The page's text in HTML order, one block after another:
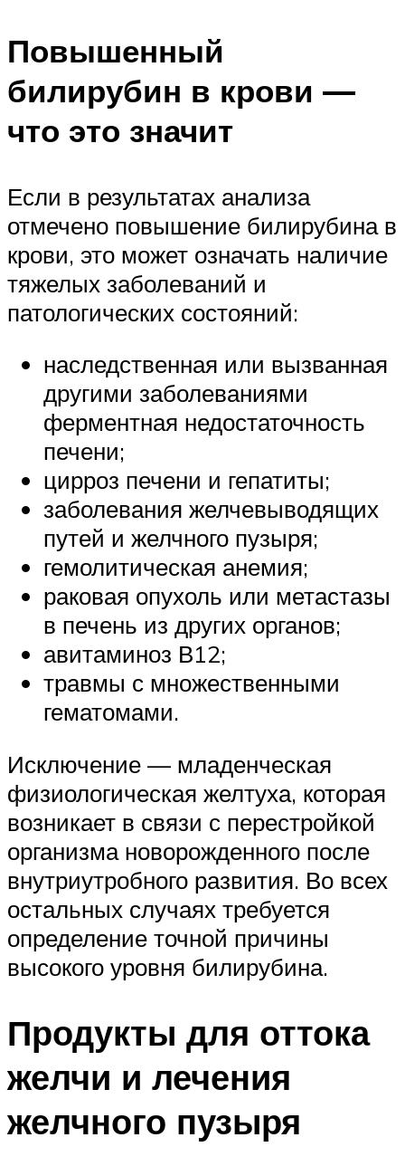
Повышенный
билирубин в крови —
что это значит
Если в результатах анализа
отмечено повышение билирубина в
крови, это может означать наличие
тяжелых заболеваний и
патологических состояний:
наследственная или вызванная
другими заболеваниями
ферментная недостаточность
печени;
цирроз печени и гепатиты;
заболевания желчевыводящих
путей и желчного пузыря;
гемолитическая анемия;
раковая опухоль или метастазы
в печень из других органов;
авитаминоз В12;
травмы с множественными
гематомами.
Исключение — младенческая
физиологическая желтуха, которая
возникает в связи с перестройкой
организма новорожденного после
внутриутробного развития. Во всех
остальных случаях требуется
определение точной причины
высокого уровня билирубина.
Продукты для оттока
желчи и лечения
желчного пузыря